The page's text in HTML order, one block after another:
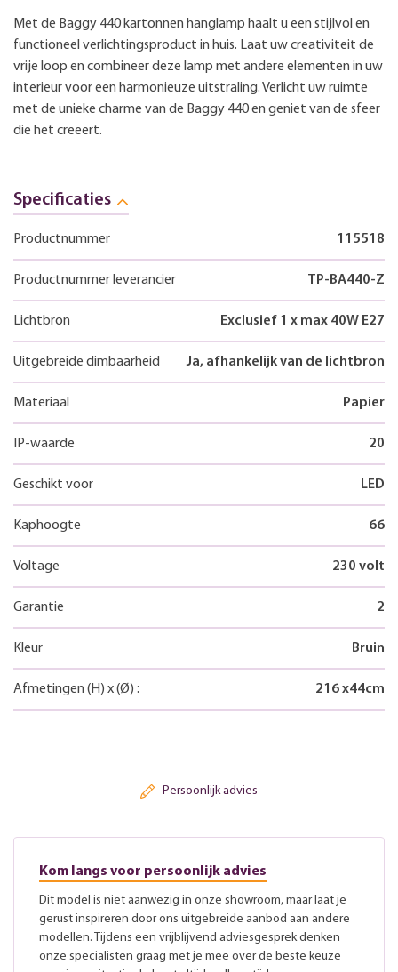
Met de Baggy 440 kartonnen hanglamp haalt u een stijlvol en
functioneel verlichtingsproduct in huis. Laat uw creativiteit de
vrije loop en combineer deze lamp met andere elementen in uw
interieur voor een harmonieuze uitstraling. Verlicht uw ruimte
met de unieke charme van de Baggy 440 en geniet van de sfeer
die het creëert.
Specificaties
Productnummer 115518
Productnummer leverancier TP-BA440-Z
Lichtbron Exclusief 1 x max 40W E27
Uitgebreide dimbaarheid Ja, afhankelijk van de lichtbron
Materiaal Papier
IP-waarde 20
Geschikt voor LED
Kaphoogte 66
Voltage 230 volt
Garantie 2
Kleur Bruin
Afmetingen (H) x(Ø) : 216x44cm
Persoonlijk advies
Kom langs voor persoonlijk advies
Dit model is niet aanwezig in onze showroom, maar laat je
gerust inspireren door ons uitgebreide aanbod aan andere
modellen. Tijdens een vrijblijvend adviesgesprek denken
onze specialisten graag met je mee over de beste keuze